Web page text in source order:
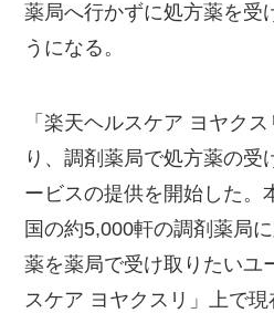
薬局へ行かずに処方薬を受
うになる。
「楽天ヘルスケア ヨヤク
り、調剤薬局で処方薬の受
ービスの提供を開始した。
国の約5,000軒の調剤薬局
薬を薬局で受け取りたいユ
スケア ヨヤクスリ」上で